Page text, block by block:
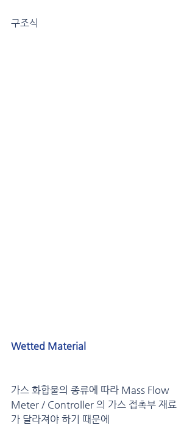
구조식
Wetted Material
가스 화합물의 종류에 따라 Mass Flow
Meter / Controller 의 가스 접촉부 재료
가 달라져야 하기 때문에